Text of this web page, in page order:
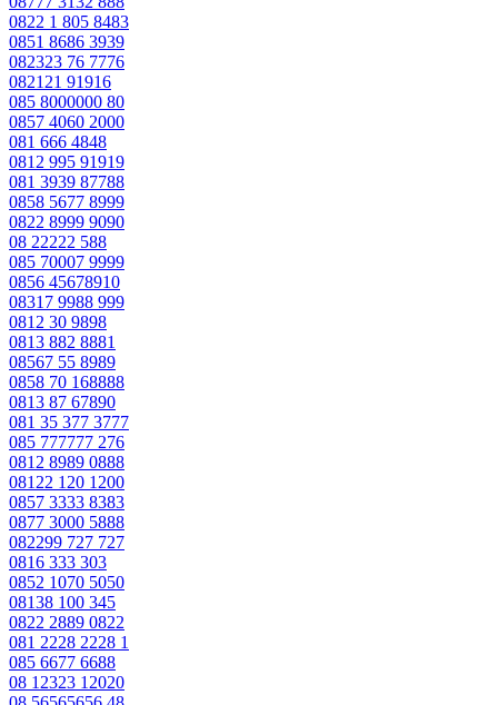
0822 1 805 8483
0851 8686 3939
082323 76 7776
082121 91916
085 8000000 80
0857 4060 2000
081 666 4848
0812 995 91919
081 3939 87788
0858 5677 8999
0822 8999 9090
08 22222 588
085 70007 9999
0856 45678910
08317 9988 999
0812 30 9898
0813 882 8881
08567 55 8989
0858 70 168888
0813 87 67890
081 35 377 3777
085 777777 276
0812 8989 0888
08122 120 1200
0857 3333 8383
0877 3000 5888
082299 727 727
0816 333 303
0852 1070 5050
08138 100 345
0822 2889 0822
081 2228 2228 1
085 6677 6688
08 12323 12020